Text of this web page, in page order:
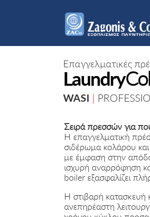
Επαγγελματικές
Laundry
WASI |
Σειρά πρεσσών για
Η επαγγελματική
σιδέρωμα κολάρου
με έμφαση στην
ισχυρή αναρρόφηση
boiler εξασφαλίζει
Η στιβαρή κατασκευή
ανεπηρέαστη